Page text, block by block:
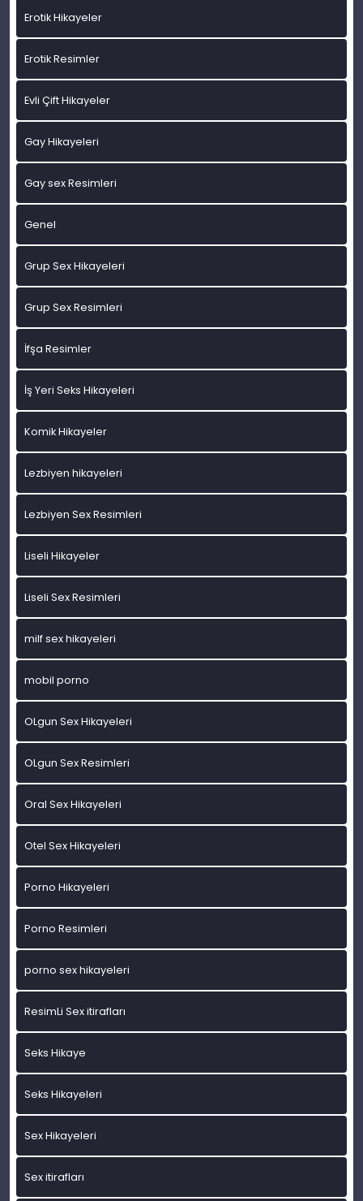
Erotik Hikayeler
Erotik Resimler
Evli Çift Hikayeler
Gay Hikayeleri
Gay sex Resimleri
Genel
Grup Sex Hikayeleri
Grup Sex Resimleri
İfşa Resimler
İş Yeri Seks Hikayeleri
Komik Hikayeler
Lezbiyen hikayeleri
Lezbiyen Sex Resimleri
Liseli Hikayeler
Liseli Sex Resimleri
milf sex hikayeleri
mobil porno
OLgun Sex Hikayeleri
OLgun Sex Resimleri
Oral Sex Hikayeleri
Otel Sex Hikayeleri
Porno Hikayeleri
Porno Resimleri
porno sex hikayeleri
ResimLi Sex itirafları
Seks Hikaye
Seks Hikayeleri
Sex Hikayeleri
Sex itirafları